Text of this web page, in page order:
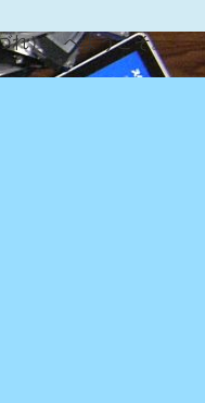
れ）』へようこそ。